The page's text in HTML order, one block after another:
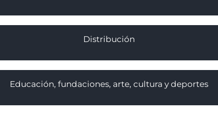
Distribución
Educación, fundaciones, arte, cultura y deportes